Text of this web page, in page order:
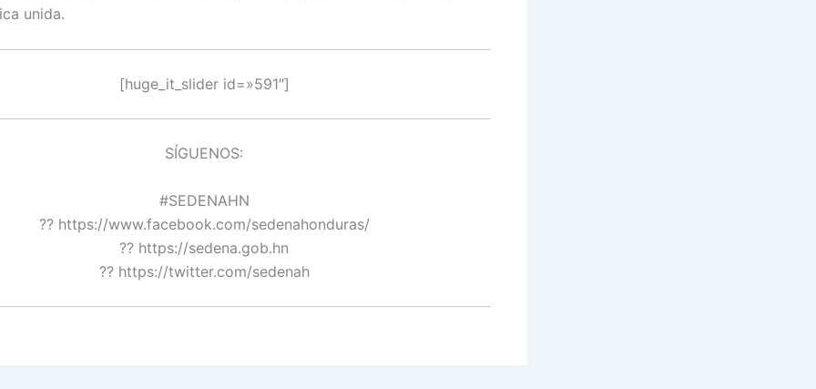
unida.
[huge_it_slider id=»591″]
SÍGUENOS:
#SEDENAHN
?? https://www.facebook.com/sedenahonduras/
?? https://sedena.gob.hn
?? https://twitter.com/sedenah